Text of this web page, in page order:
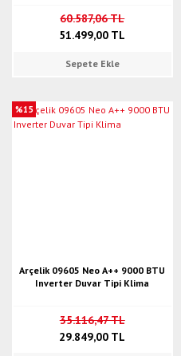
60.587,06 TL
51.499,00 TL
Sepete Ekle
%15
Arçelik 09605 Neo A++ 9000 BTU
Inverter Duvar Tipi Klima
35.116,47 TL
29.849,00 TL